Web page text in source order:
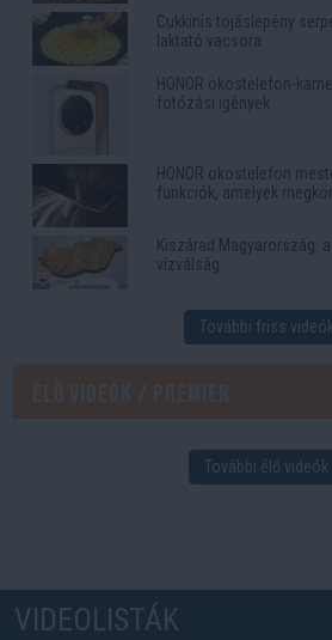
Cukkinis tojáslepény
laktató vacsora
HONOR okostelefon-
fotózási igények
HONOR okostelefon
funkciók, amelyek
Kiszárad Magyarország:
vízválság
További friss videók
További élő videók
VIDEOLISTÁK